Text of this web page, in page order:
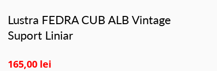
Lustra FEDRA CUB ALB Vintage
Suport Liniar
165,00 lei